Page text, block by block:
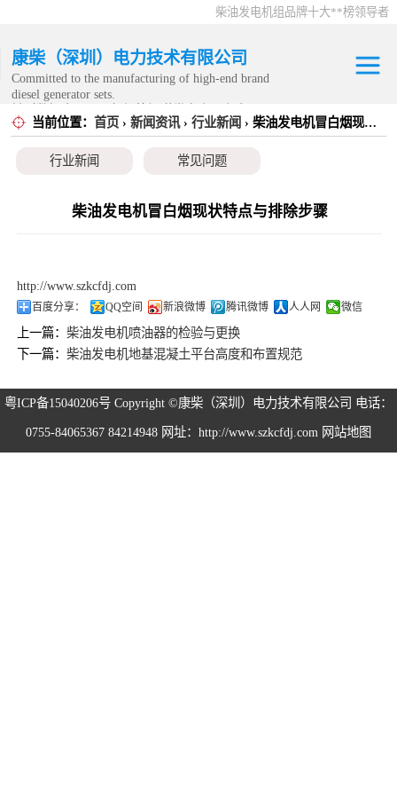
柴油发电机组品牌十大**榜领导者
康柴（深圳）电力技术有限公司
Committed to the manufacturing of high-end brand
diesel generator sets.
务范围内。
当前位置： 首页 › 新闻资讯› 行业新闻 › 柴油发电机冒白烟现状特点与排除步骤
行业新闻 常见问题
柴油发电机冒白烟现状特点与排除步骤
http://www.szkcfdj.com
百度分享： QQ空间 新浪微博 腾讯微博 人人网 微信
上一篇：柴油发电机喷油器的检验与更换
下一篇：柴油发电机地基混凝土平台高度和布置规范
粤ICP备15040206号 Copyright ©康柴（深圳）电力技术有限公司 电话：
0755-84065367 84214948 网址：http://www.szkcfdj.com 网站地图
康明斯发电机组
静音发电机组
移动发电机组
发电机租赁
CPG原厂整机